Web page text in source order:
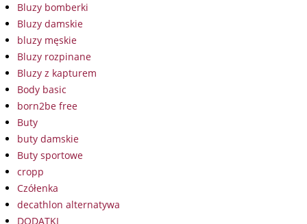
Bluzy bomberki
Bluzy damskie
bluzy męskie
Bluzy rozpinane
Bluzy z kapturem
Body basic
born2be free
Buty
buty damskie
Buty sportowe
cropp
Czółenka
decathlon alternatywa
DODATKI